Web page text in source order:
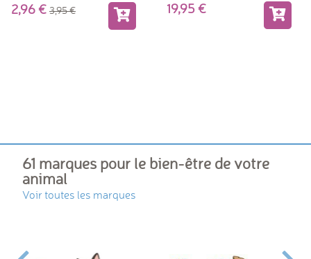
2,96 3,95 19,95
61 marques pour le bien-être de votre
animal
Voir toutes les marques